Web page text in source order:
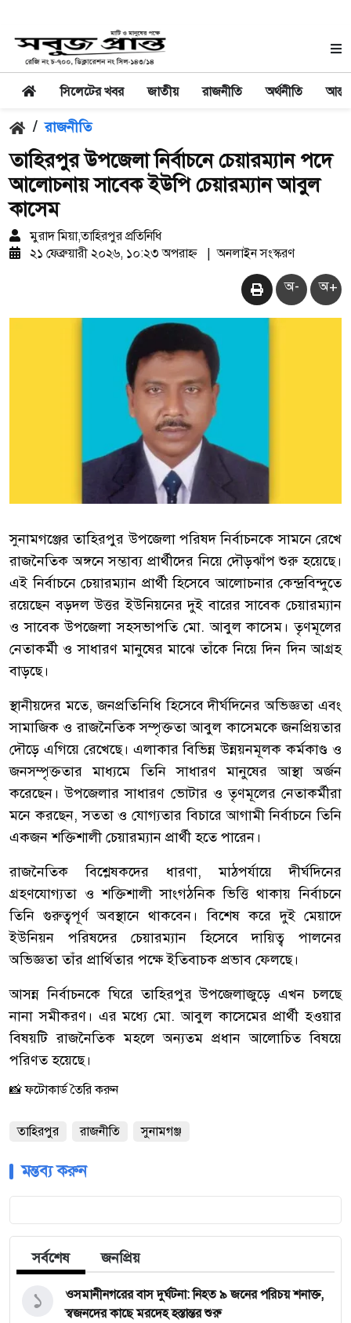
সিলেটের খবর জাতীয় রাজনীতি অর্থনীতি
/ রাজনীতি
তাহিরপুর উপজেলা নির্বাচনে চেয়ারম্যান পদে
আলোচনায় সাবেক ইউপি চেয়ারম্যান আবুল
কাসেম
মুরাদ মিয়া,তাহিরপুর প্রতিনিধি
২১ ফেব্রুয়ারী ২০২৬, ১০:২৩ অপরাহ্ন
অনলাইন সংস্করণ
অ- অ+
সুনামগঞ্জের তাহিরপুর উপজেলা পরিষদ নির্বাচনকে সামনে রেখে
রাজনৈতিক অঙ্গনে সম্ভাব্য প্রার্থীদের নিয়ে দৌড়ঝাঁপ শুরু হয়েছে।
এই নির্বাচনে চেয়ারম্যান প্রার্থী হিসেবে আলোচনার কেন্দ্রবিন্দুতে
রয়েছেন বড়দল উত্তর ইউনিয়নের দুই বারের সাবেক চেয়ারম্যান
ও সাবেক উপজেলা সহসভাপতি মো. আবুল কাসেম। তৃণমূলের
নেতাকর্মী ও সাধারণ মানুষের মাঝে তাঁকে নিয়ে দিন দিন আগ্রহ
বাড়ছে।
‎স্থানীয়দের মতে, জনপ্রতিনিধি হিসেবে দীর্ঘদিনের অভিজ্ঞতা এবং
সামাজিক ও রাজনৈতিক সম্পৃক্ততা আবুল কাসেমকে জনপ্রিয়তার
দৌড়ে এগিয়ে রেখেছে। এলাকার বিভিন্ন উন্নয়নমূলক কর্মকাণ্ড ও
জনসম্পৃক্ততার মাধ্যমে তিনি সাধারণ মানুষের আস্থা অর্জন
করেছেন। উপজেলার সাধারণ ভোটার ও তৃণমূলের নেতাকর্মীরা
মনে করছেন, সততা ও যোগ্যতার বিচারে আগামী নির্বাচনে তিনি
একজন শক্তিশালী চেয়ারম্যান প্রার্থী হতে পারেন।
‎রাজনৈতিক বিশ্লেষকদের ধারণা, মাঠপর্যায়ে দীর্ঘদিনের
গ্রহণযোগ্যতা ও শক্তিশালী সাংগঠনিক ভিত্তি থাকায় নির্বাচনে
তিনি গুরুত্বপূর্ণ অবস্থানে থাকবেন। বিশেষ করে দুই মেয়াদে
ইউনিয়ন পরিষদের চেয়ারম্যান হিসেবে দায়িত্ব পালনের
অভিজ্ঞতা তাঁর প্রার্থিতার পক্ষে ইতিবাচক প্রভাব ফেলছে।
‎আসন্ন নির্বাচনকে ঘিরে তাহিরপুর উপজেলাজুড়ে এখন চলছে
নানা সমীকরণ। এর মধ্যে মো. আবুল কাসেমের প্রার্থী হওয়ার
বিষয়টি রাজনৈতিক মহলে অন্যতম প্রধান আলোচিত বিষয়ে
পরিণত হয়েছে।
📸 ফটোকার্ড তৈরি করুন
তাহিরপুর রাজনীতি সুনামগঞ্জ
মন্তব্য করুন
সর্বশেষ জনপ্রিয়
‎ওসমানীনগরের বাস দুর্ঘটনা: নিহত ৯ জনের পরিচয় শনাক্ত,
স্বজনদের কাছে মরদেহ হস্তান্তর শুরু
১